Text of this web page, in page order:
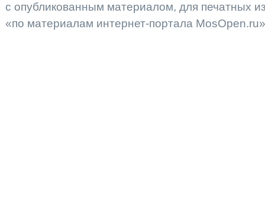
с опубликованным материалом, для печатных
«по материалам интернет-портала